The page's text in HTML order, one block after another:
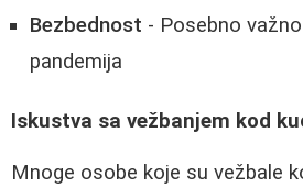
Bezbednost - Posebno
pandemija
Iskustva sa vežbanjem kod
Mnoge osobe koje su vežbale